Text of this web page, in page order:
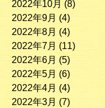
2022年10月 (8)
2022年9月 (4)
2022年8月 (4)
2022年7月 (11)
2022年6月 (5)
2022年5月 (6)
2022年4月 (4)
2022年3月 (7)